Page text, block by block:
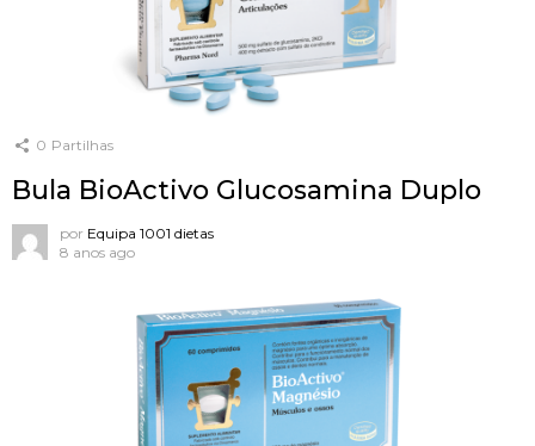
0 Partilhas
Bula BioActivo Glucosamina Duplo
por Equipa 1001 dietas
8 anos ago